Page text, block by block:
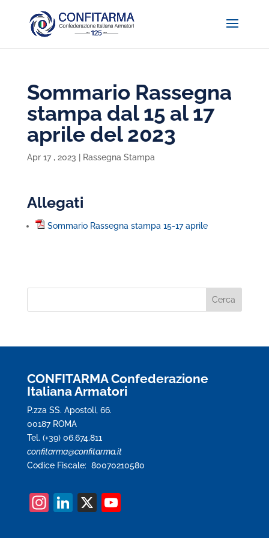
Sommario Rassegna
stampa dal 15 al 17
aprile del 2023
Apr 17 , 2023 Rassegna Stampa
Allegati
Sommario Rassegna stampa 15-17 aprile
CONFITARMA Confederazione
Italiana Armatori
P.zza SS. Apostoli, 66.
00187 ROMA
Tel. (+39) 06.674.811
confitarma@confitarma.it
Codice Fiscale: 80070210580
In Li X Y